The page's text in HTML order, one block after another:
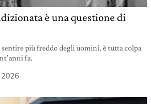
è una questione di
sentire più freddo degli uomini, è tutta colpa
fa.
2026